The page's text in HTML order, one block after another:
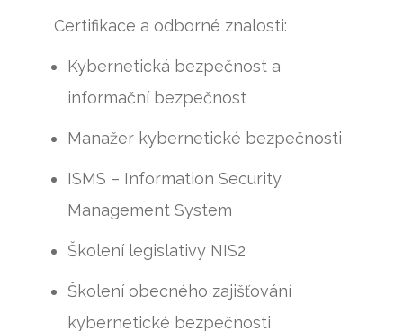
Certifikace a odborné znalosti:
Kybernetická bezpečnost a
informační bezpečnost
Manažer kybernetické bezpečnosti
ISMS – Information Security
Management System
Školení legislativy NIS2
Školení obecného zajišťování
kybernetické bezpečnosti